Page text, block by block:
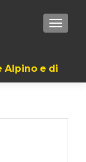
Alpino e di